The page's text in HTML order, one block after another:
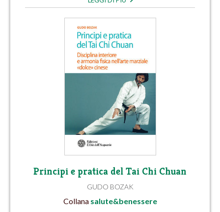
Principi e pratica del Tai Chi Chuan
GUDO BOZAK
Collana salute&benessere